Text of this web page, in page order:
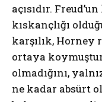
açısıdır.
kıskançlığı
karşılık, Horney
ortaya
olmadığını,
ne kadar absürt